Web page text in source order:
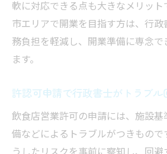
軟に対応できる点も大きなメリット
市エリアで開業を目指す方は、行
務負担を軽減し、開業準備に専念
ます。
許認可申請で行政書士がトラブ
飲食店営業許可の申請には、施設
備などによるトラブルがつきもので